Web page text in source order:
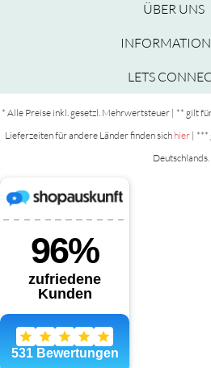
ÜBER UNS
LETS
* Alle Preise inkl. gesetzl. Mehrwertsteuer | ** gilt
Lieferzeiten für andere Länder finden sich hier | ***
Deutschlands.